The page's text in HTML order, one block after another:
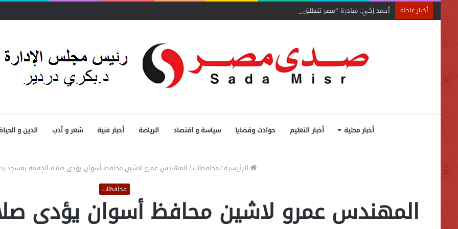
أخبار عاجلة أحمد زكي: مبادرة “مصر تنطلق بالتصدير”
أخبار محلية أخبار التعليم حوادث وقضايا سياسة و اقتصاد الرياضة أحبار فنية شعر و أدب الدين و الحياة
الرئيسية/محافظات/المهندس عمرو لاشين محافظ أسوان يؤدى صلاة الجمعة بمسجد بدر
محافظات
المهندس عمرو لاشين محافظ أسوان يؤدى